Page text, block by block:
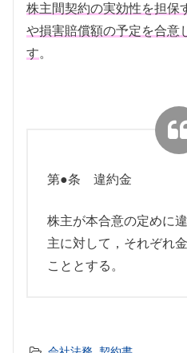
株主間契約の実効性を担保
や損害賠償額の予定を合意
す。
第●条 違約金
株主が本合意の定めに
主に対して，それぞれ
こととする。